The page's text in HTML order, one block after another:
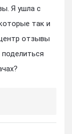
Я ушла с
так и
отзывы